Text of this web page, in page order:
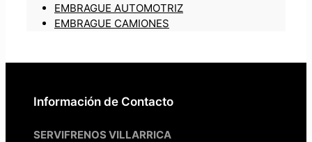
EMBRAGUE AUTOMOTRIZ
EMBRAGUE CAMIONES
Información de Contacto
SERVIFRENOS VILLARRICA